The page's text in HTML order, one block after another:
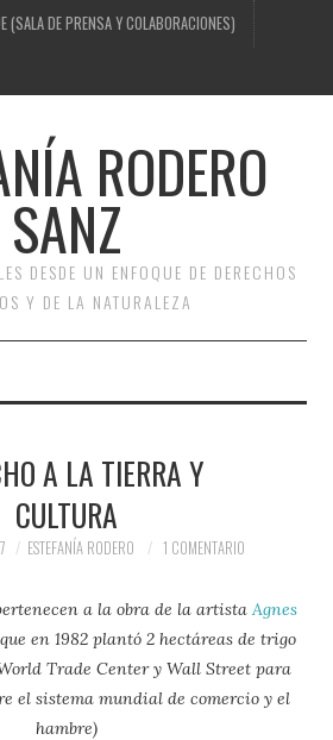
(SALA DE PRENSA Y COLABORACIONES)
RODERO
SANZ
DESDE UN ENFOQUE DE DERECHOS
Y DE LA NATURALEZA
DEA LA TIERRA Y
CULTURA
ESTEFANÍA RODERO 1 COMENTARIO
a la obra de la artista Agnes
en 1982 plantó 2 hectáreas de trigo
Trade Center y Wall Street para
el sistema mundial de comercio y el
hambre)